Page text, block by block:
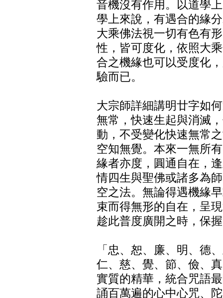
音機沒有作用。以道學
學上來說，有遇合的緣
大乘佛法視一切有色有
性，皆可度化，依照大
合之機緣也可以受度化
驗而已。
大宗師詳細講明廿字如
無常，快速生起與消滅
動，不受變化快速無常
空知無覺。本來一無所
緣者亦度，圓通自在，
情四生與聖佛或諸多為
空之法。無論得遇機緣
束而得無形的自在，呈
趁此普度廣開之時，保
「忠、恕、廉、明、德
仁、慈、覺、節、儉、
實質的精華，統合咒語
誦百萬遍的心中心咒、